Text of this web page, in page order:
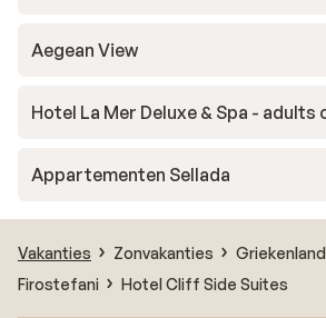
Aegean View
Hotel La Mer Deluxe & Spa - adults
Appartementen Sellada
Vakanties Zonvakanties Griekenland
Firostefani
Hotel Cliff Side Suites